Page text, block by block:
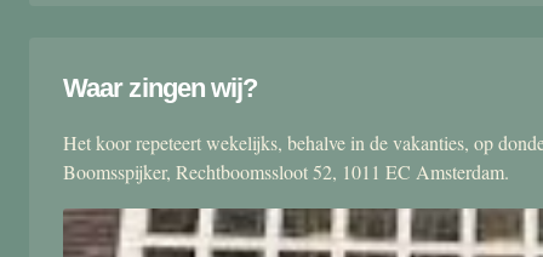
Waar zingen wij?
Het koor repeteert wekelijks, behalve in de vakanties, op
Boomsspijker, Rechtboomssloot 52, 1011 EC Amsterdam.